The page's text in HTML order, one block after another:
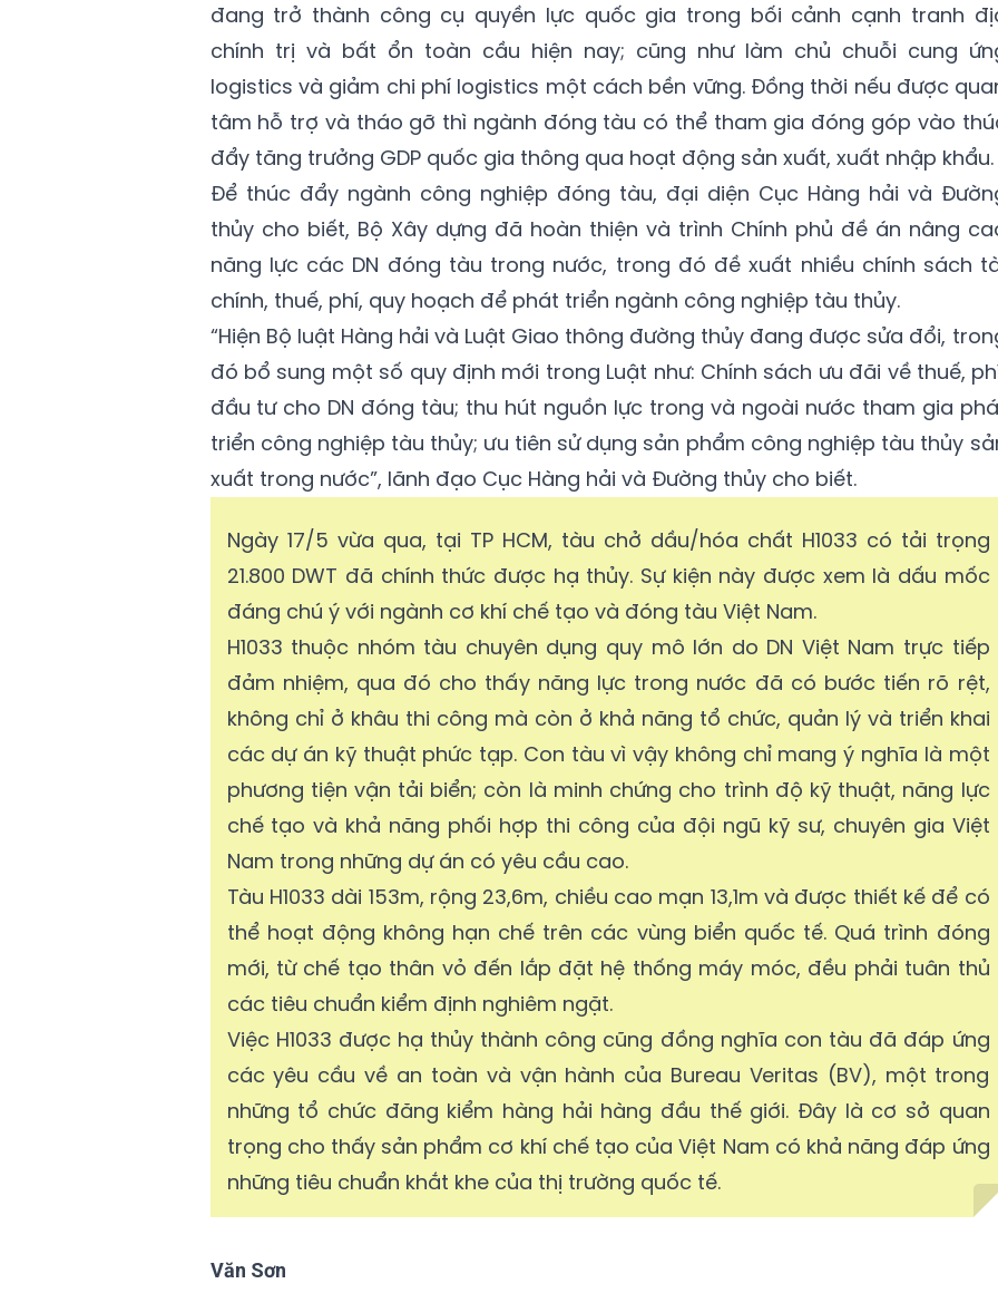
đang trở thành công cụ quyền lực quốc gia trong bối cảnh cạnh tranh
chính trị và bất ổn toàn cầu hiện nay; cũng như làm chủ chuỗi cung
logistics và giảm chi phí logistics một cách bền vững. Đồng thời nếu được
tâm hỗ trợ và tháo gỡ thì ngành đóng tàu có thể tham gia đóng góp vào
đẩy tăng trưởng GDP quốc gia thông qua hoạt động sản xuất, xuất nhập khẩu.
Để thúc đẩy ngành công nghiệp đóng tàu, đại diện Cục Hàng hải và
thủy cho biết, Bộ Xây dựng đã hoàn thiện và trình Chính phủ đề án nâng
năng lực các DN đóng tàu trong nước, trong đó đề xuất nhiều chính sách
chính, thuế, phí, quy hoạch để phát triển ngành công nghiệp tàu thủy.
“Hiện Bộ luật Hàng hải và Luật Giao thông đường thủy đang được sửa đổi,
đó bổ sung một số quy định mới trong Luật như: Chính sách ưu đãi về thuế,
đầu tư cho DN đóng tàu; thu hút nguồn lực trong và ngoài nước tham gia
triển công nghiệp tàu thủy; ưu tiên sử dụng sản phẩm công nghiệp tàu thủy
xuất trong nước”, lãnh đạo Cục Hàng hải và Đường thủy cho biết.
Ngày 17/5 vừa qua, tại TP HCM, tàu chở dầu/hóa chất H1033 có tải trọng
21.800 DWT đã chính thức được hạ thủy. Sự kiện này được xem là dấu mốc
đáng chú ý với ngành cơ khí chế tạo và đóng tàu Việt Nam.
H1033 thuộc nhóm tàu chuyên dụng quy mô lớn do DN Việt Nam trực tiếp
đảm nhiệm, qua đó cho thấy năng lực trong nước đã có bước tiến rõ rệt,
không chỉ ở khâu thi công mà còn ở khả năng tổ chức, quản lý và triển khai
các dự án kỹ thuật phức tạp. Con tàu vì vậy không chỉ mang ý nghĩa là một
phương tiện vận tải biển; còn là minh chứng cho trình độ kỹ thuật, năng lực
chế tạo và khả năng phối hợp thi công của đội ngũ kỹ sư, chuyên gia Việt
Nam trong những dự án có yêu cầu cao.
Tàu H1033 dài 153m, rộng 23,6m, chiều cao mạn 13,1m và được thiết kế để có
thể hoạt động không hạn chế trên các vùng biển quốc tế. Quá trình đóng
mới, từ chế tạo thân vỏ đến lắp đặt hệ thống máy móc, đều phải tuân thủ
các tiêu chuẩn kiểm định nghiêm ngặt.
Việc H1033 được hạ thủy thành công cũng đồng nghĩa con tàu đã đáp ứng
các yêu cầu về an toàn và vận hành của Bureau Veritas (BV), một trong
những tổ chức đăng kiểm hàng hải hàng đầu thế giới. Đây là cơ sở quan
trọng cho thấy sản phẩm cơ khí chế tạo của Việt Nam có khả năng đáp ứng
những tiêu chuẩn khắt khe của thị trường quốc tế.
Văn Sơn